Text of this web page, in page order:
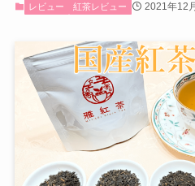
レビュー 紅茶レビュー 2021年12